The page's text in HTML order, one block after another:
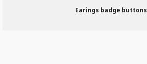
Earings badge buttons